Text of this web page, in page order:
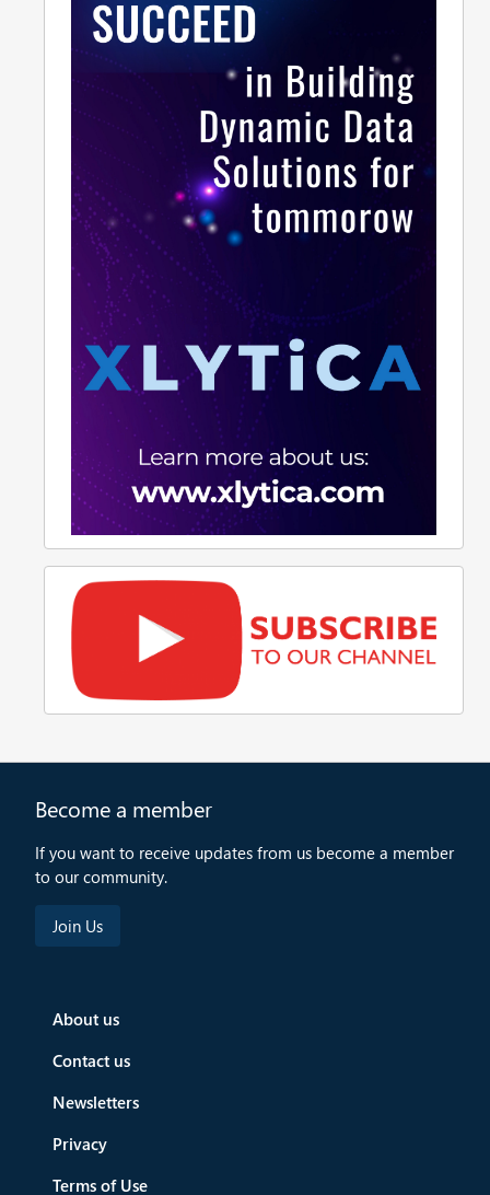
Become a member
If you want to receive updates from us become a member
to our community.
About us
Contact us
Newsletters
Privacy
Terms of Use